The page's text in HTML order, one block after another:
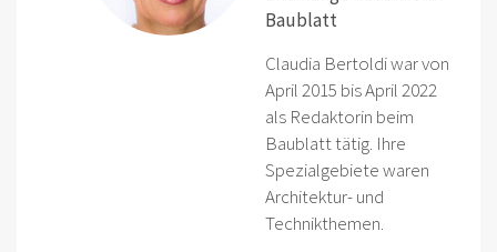
Baublatt
Claudia Bertoldi war von
April 2015 bis April 2022
als Redaktorin beim
Baublatt tätig. Ihre
Spezialgebiete waren
Architektur- und
Technikthemen.